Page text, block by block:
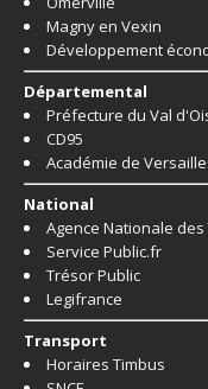
Magny en Vexin
Développement
Départemental
Préfecture du Val
CD95
Académie de
National
Agence Nationale
Service Public.fr
Trésor Public
Legifrance
Transport
Horaires Timbus